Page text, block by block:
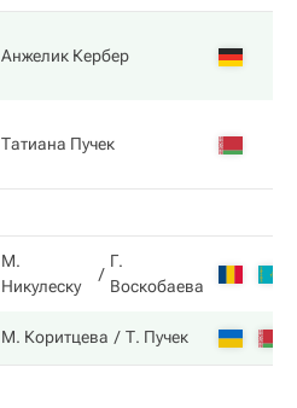
Анжелик Кербер
Татиана Пучек
М.
Никулеску
Г.
Воскобаева
М. Коритцева Т. Пучек